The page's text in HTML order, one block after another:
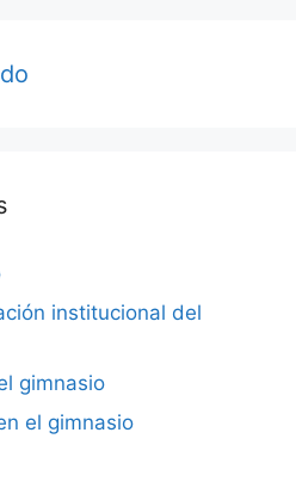
institucional del
gimnasio
el gimnasio